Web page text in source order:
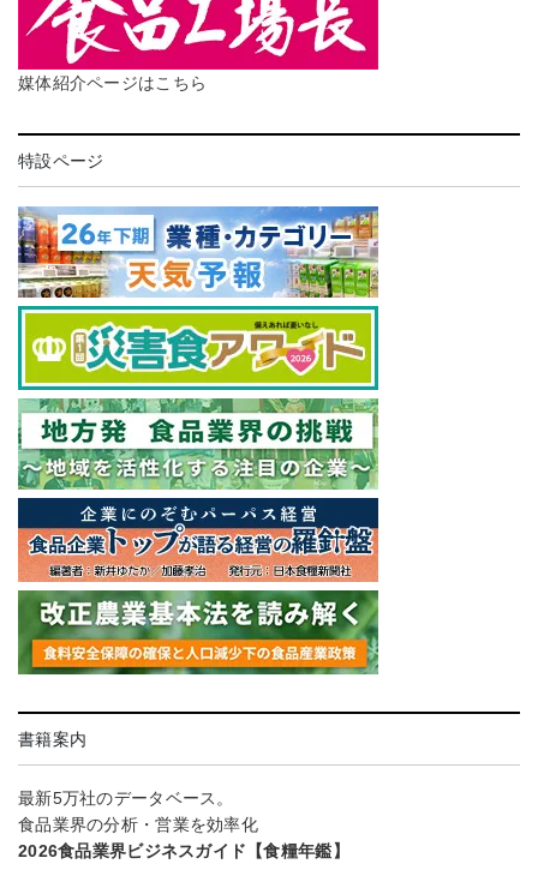
媒体紹介ページはこちら
特設ページ
書籍案内
最新5万社のデータベース。
食品業界の分析・営業を効率化
2026食品業界ビジネスガイド【食糧年鑑】